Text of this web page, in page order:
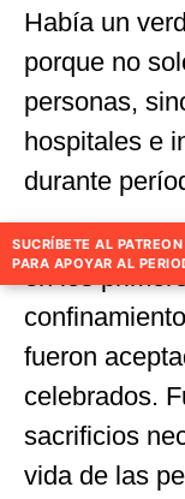
Había un
porque no
personas,
hospitales e
durante
Por lo tanto,
en los
fueron
celebrados.
sacrificios
vida de las
SUCRÍBETE AL
PARA APOYAR AL